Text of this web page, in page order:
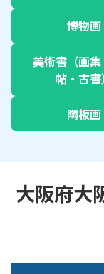
博物画
美術書（画
帖・古書）
陶板画
大阪府大